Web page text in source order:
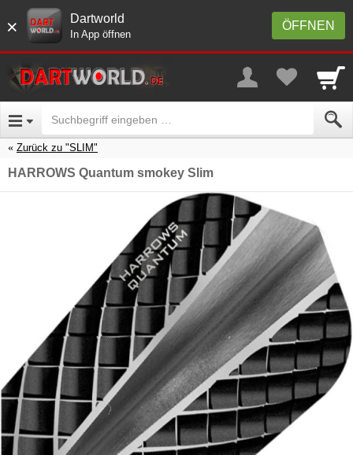
× ÖFFNEN
Dartworld
In App öffnen
Zurück zu "SLIM"
HARROWS Quantum smokey Slim